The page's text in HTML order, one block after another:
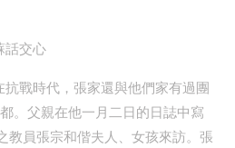
話交心
戰時代，張家還與他們家有過團
。父親在他一月二日的日誌中寫
教員張宗和偕夫人、女孩來訪。張